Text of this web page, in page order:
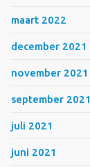
maart 2022
december 2021
november 2021
september 2021
juli 2021
juni 2021